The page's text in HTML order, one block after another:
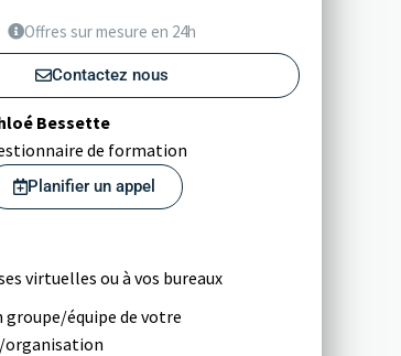
Offres sur mesure en 24h
Contactez nous
Bessette
de formation
Planifier un appel
virtuelles ou à vos bureaux
groupe/équipe de votre